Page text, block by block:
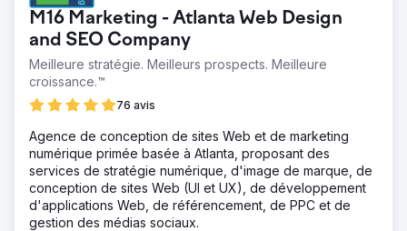
M16 Marketing - Atlanta Web Design
and SEO Company
Meilleure stratégie. Meilleurs prospects. Meilleure
croissance.™
76 avis
Agence de conception de sites Web et de marketing
numérique primée basée à Atlanta, proposant des
services de stratégie numérique, d'image de marque, de
conception de sites Web (UI et UX), de développement
d'applications Web, de référencement, de PPC et de
gestion des médias sociaux.